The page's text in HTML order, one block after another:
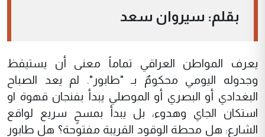
بقلم: سيروان سعد
يعرف المواطن العراقي تماماً معنى أن يستيقظ
وجدوله اليومي محكومٌ بـ "طابور". لم يعد الصباح
البغدادي أو البصري أو الموصلي يبدأ بفنجان قهوة او
استكان الجاي وهدوء، بل يبدأ بمسحٍ سريع لواقع
الشارع: هل محطة الوقود القريبة مفتوحة؟ هل طابور